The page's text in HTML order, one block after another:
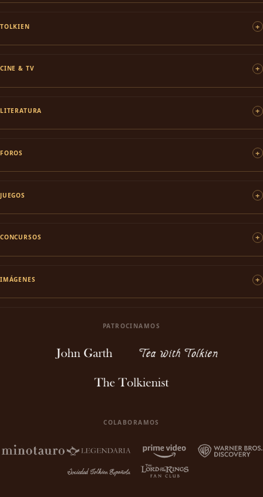
TOLKIEN
CINE & TV
LITERATURA
FOROS
JUEGOS
CONCURSOS
IMÁGENES
PATROCINAMOS
COLABORAMOS